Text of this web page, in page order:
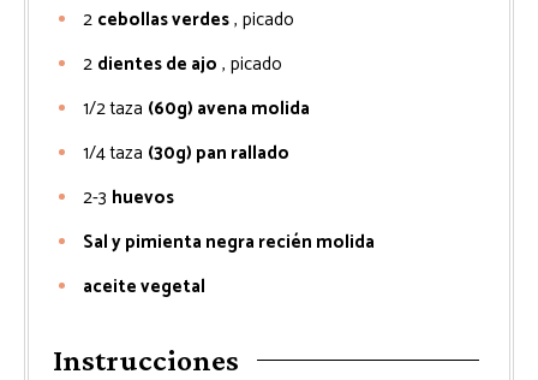
2 cebollas verdes, picado
2 dientes de ajo , picado
1/2taza (60g) avena molida
1/4taza (30g) pan rallado
2-3 huevos
Sal y pimienta negra recién molida
aceite vegetal
Instrucciones